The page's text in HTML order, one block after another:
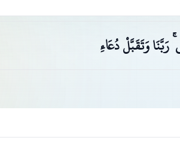
وَتَقَبَّلْ دُعَاءِ